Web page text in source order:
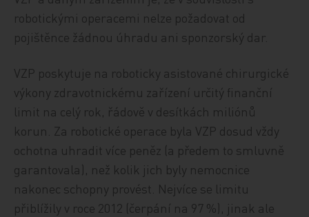
robotickými operacemi nelze požadovat od
pojištěnce žádnou úhradu ani sponzorský dar.
VZP poskytuje na roboticky asistované chirurgické
výkony zdravotnickému zařízení určitý finanční
limit na celý rok, řádově v desítkách miliónů
korun. Za robotické operace byla VZP dosud vždy
ochotna uhradit více peněz (a předem to smluvně
garantovala), než kolik jich byly nemocnice
nakonec schopny provést. Nejvíce se limitu
přiblížily v roce 2012 (čerpání na 97 %), jinak ale